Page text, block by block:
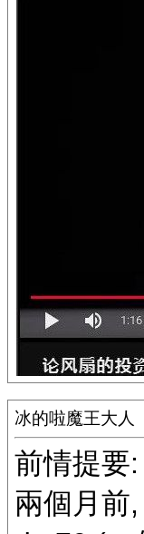
冰的啦魔王大人
前情提要:
兩個月前